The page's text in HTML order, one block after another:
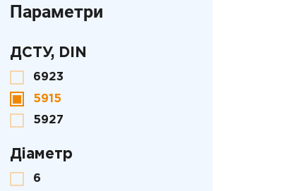
Параметри
ДСТУ, DIN
6923
5915
5927
Діаметр
6